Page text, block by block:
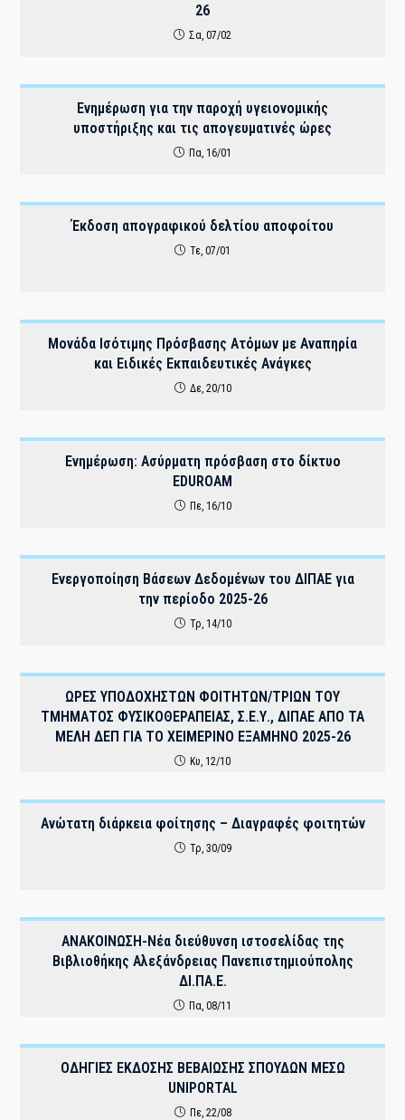
26
Σα, 07/02
Ενημέρωση για την παροχή υγειονομικής
υποστήριξης και τις απογευματινές ώρες
Πα, 16/01
Έκδοση απογραφικού δελτίου αποφοίτου
Τε, 07/01
Μονάδα Ισότιμης Πρόσβασης Ατόμων με Αναπηρία
και Ειδικές Εκπαιδευτικές Ανάγκες
Δε, 20/10
Ενημέρωση: Ασύρματη πρόσβαση στο δίκτυο
EDUROAM
Πε, 16/10
Ενεργοποίηση Βάσεων Δεδομένων του ΔΙΠΑΕ για
την περίοδο 2025-26
Τρ, 14/10
ΩΡΕΣ ΥΠΟΔΟΧΗΣΤΩΝ ΦΟΙΤΗΤΩΝ/ΤΡΙΩΝ ΤΟΥ
ΤΜΗΜΑΤΟΣ ΦΥΣΙΚΟΘΕΡΑΠΕΙΑΣ, Σ.Ε.Υ., ΔΙΠΑΕ ΑΠΟ ΤΑ
ΜΕΛΗ ΔΕΠ ΓΙΑ ΤΟ ΧΕΙΜΕΡΙΝΟ ΕΞΑΜΗΝΟ 2025-26
Κυ, 12/10
Ανώτατη διάρκεια φοίτησης – Διαγραφές φοιτητών
Τρ, 30/09
ΑΝΑΚΟΙΝΩΣΗ-Νέα διεύθυνση ιστοσελίδας της
Βιβλιοθήκης Αλεξάνδρειας Πανεπιστημιούπολης
ΔΙ.ΠΑ.Ε.
Πα, 08/11
ΟΔΗΓΙΕΣ ΕΚΔΟΣΗΣ ΒΕΒΑΙΩΣΗΣ ΣΠΟΥΔΩΝ ΜΕΣΩ
UNIPORTAL
Πε, 22/08